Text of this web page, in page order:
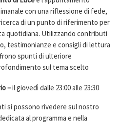
con una riflessione di fede,
di un punto di riferimento per
quotidiana. Utilizzando contributi
testimonianze e consigli di lettura
spunti di ulteriore
sul tema scelto
–il giovedì dalle 23:00 alle 23:30
si possono rivedere sul nostro
al programma e nella